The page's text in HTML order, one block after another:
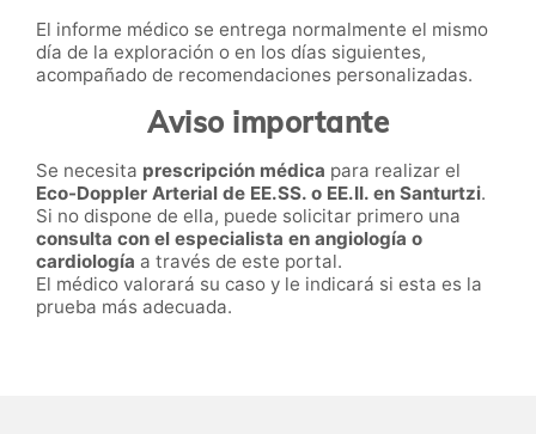
El informe médico se entrega normalmente el mismo
día de la exploración o en los días siguientes,
acompañado de recomendaciones personalizadas.
Aviso importante
Se necesita prescripción médica para realizar el
Eco-Doppler Arterial de EE.SS. o EE.II. en Santurtzi.
Si no dispone de ella, puede solicitar primero una
consulta con el especialista en angiología o
cardiología a través de este portal.
El médico valorará su caso y le indicará si esta es la
prueba más adecuada.